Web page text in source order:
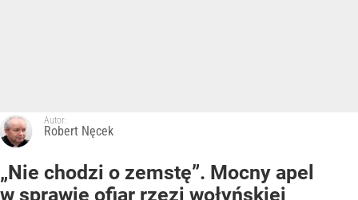
Autor:
Robert Nęcek
„Nie chodzi o zemstę”. Mocny apel
w sprawie ofiar rzezi wołyńskiej